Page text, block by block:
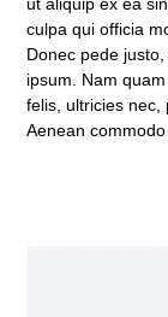
ut aliquip ex ea
culpa qui officia
Donec pede
ipsum. Nam
felis, ultricies nec,
Aenean